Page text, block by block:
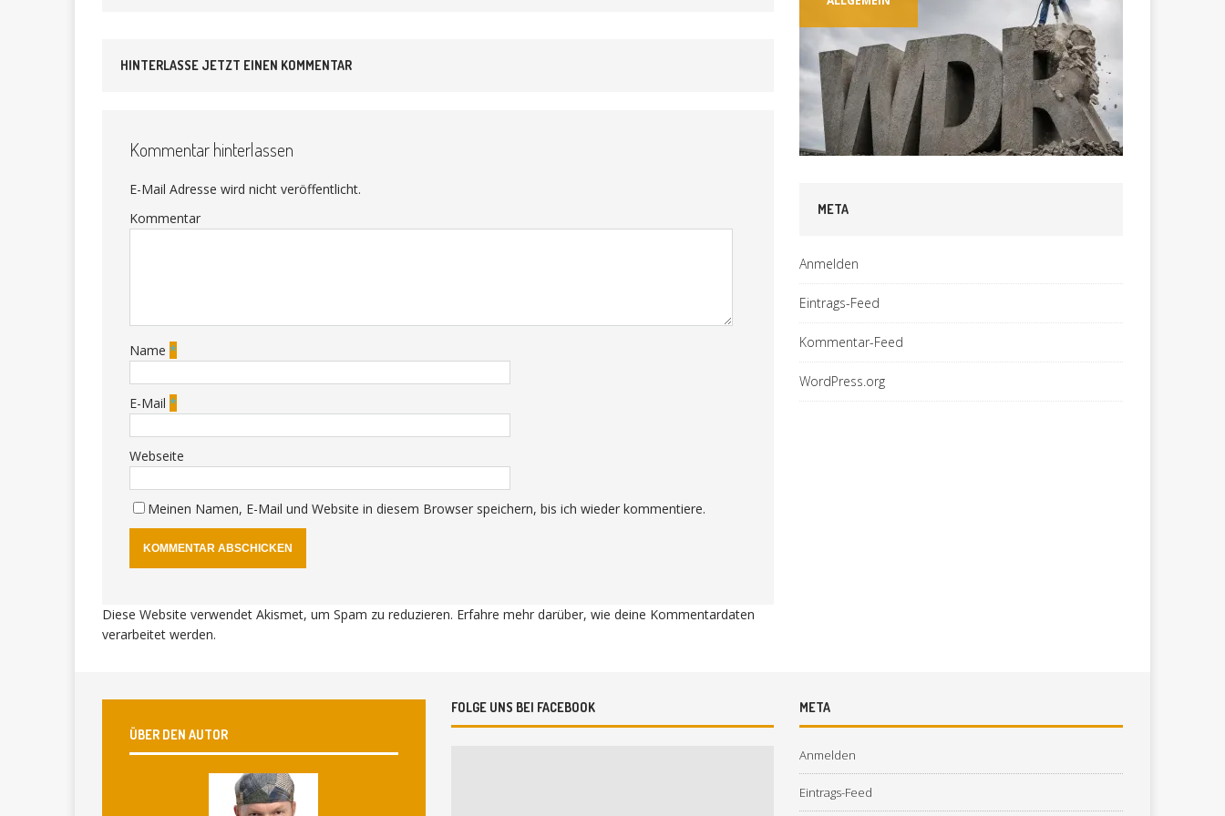
HINTERLASSE JETZT EINEN KOMMENTAR
Kommentar hinterlassen
E-Mail Adresse wird nicht veröffentlicht.
Kommentar
Name *
E-Mail *
Webseite
Meinen Namen, E-Mail und Website in diesem Browser speichern, bis ich wieder kommentiere.
Diese Website verwendet Akismet, um Spam zu reduzieren. Erfahre mehr darüber, wie deine Kommentardaten
verarbeitet werden.
META
Anmelden
Eintrags-Feed
Kommentar-Feed
WordPress.org
ÜBER DEN AUTOR
FOLGE UNS BEI FACEBOOK META
Anmelden
Eintrags-Feed